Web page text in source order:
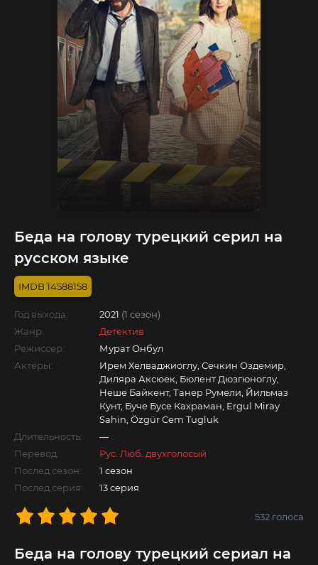
Беда на голову турецкий серил на
русском языке
14588158
Год выхода: 2021 (1 сезон)
Жанр:
Детектив
Режиссер:
Мурат Онбул
Актёры:
Ирем Хелваджиоглу, Сечкин Оздемир,
Диляра Аксюек, Бюлент Дюзгюноглу,
Неше Байкент, Танер Румели, Йильмаз
Кунт, Буче Бусе Кахраман, Ergul Miray
Sahin, Özgür Cem Tugluk
Длительность:
—
Перевод:
Рус. Люб. двухголосый
Послед.сезон:
1 сезон
Послед.серия:
13 серия
532 голоса
Беда на голову турецкий сериал на